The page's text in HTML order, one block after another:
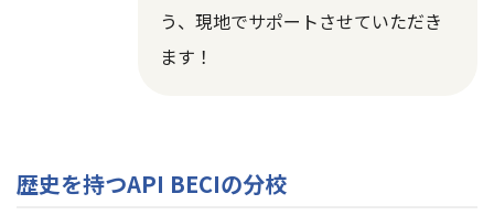
う、現地でサポートさせていただき
ます！
歴史を持つAPI BECIの分校